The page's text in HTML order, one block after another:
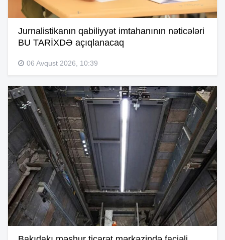
Jurnalistikanın qabiliyyət imtahanının nəticələri
BU TARİXDƏ açıqlanacaq
06 Avqust 2026, 10:39